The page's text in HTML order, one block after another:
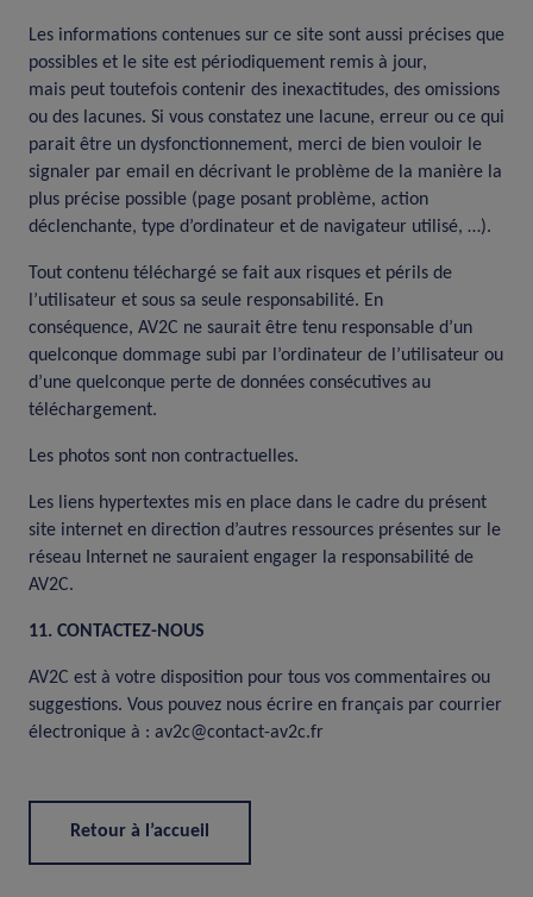
Les informations contenues sur ce site sont aussi précises que
possibles et le site est périodiquement remis à jour,
mais peut toutefois contenir des inexactitudes, des omissions
ou des lacunes. Si vous constatez une lacune, erreur ou ce qui
parait être un dysfonctionnement, merci de bien vouloir le
signaler par email en décrivant le problème de la manière la
plus précise possible (page posant problème, action
déclenchante, type d’ordinateur et de navigateur utilisé, …).
Tout contenu téléchargé se fait aux risques et périls de
l’utilisateur et sous sa seule responsabilité. En
conséquence, AV2C ne saurait être tenu responsable d’un
quelconque dommage subi par l’ordinateur de l’utilisateur ou
d’une quelconque perte de données consécutives au
téléchargement.
Les photos sont non contractuelles.
Les liens hypertextes mis en place dans le cadre du présent
site internet en direction d’autres ressources présentes sur le
réseau Internet ne sauraient engager la responsabilité de
AV2C.
11. CONTACTEZ-NOUS
AV2C est à votre disposition pour tous vos commentaires ou
suggestions. Vous pouvez nous écrire en français par courrier
électronique à : av2c@contact-av2c.fr
Retour à l’accueil